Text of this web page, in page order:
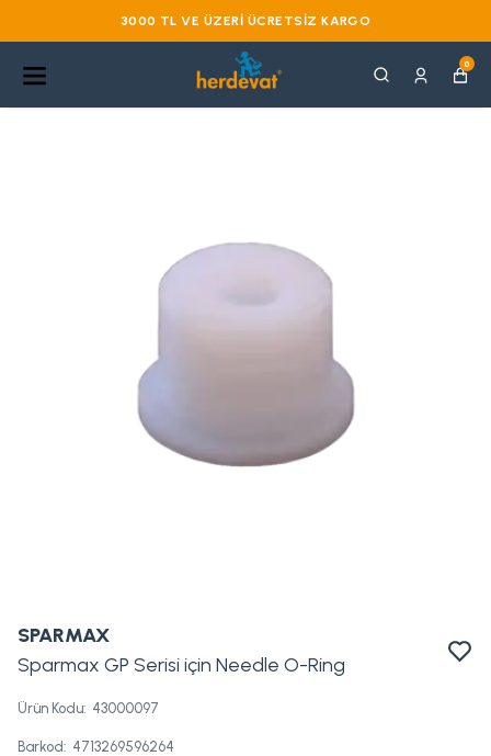
3000 TL VE ÜZERI ÜCRETSIZ KARGO
0
SPARMAX
Sparmax GP Serisi için Needle O-Ring
Ürün Kodu: 43000097
Barkod: 4713269596264